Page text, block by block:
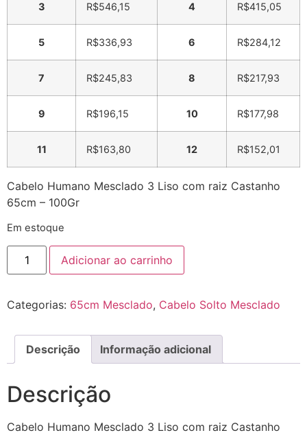
3 R$546,15 4 R$415,05
5 R$336,93 6 R$284,12
7 R$245,83 8 R$217,93
9 R$196,15 10 R$177,98
11 R$163,80 12 R$152,01
Cabelo Humano Mesclado 3 Liso com raiz Castanho
65cm – 100Gr
Em estoque
Adicionar ao carrinho
Categorias: 65cm Mesclado, Cabelo Solto Mesclado
Descrição Informação adicional
Descrição
Cabelo Humano Mesclado 3 Liso com raiz Castanho